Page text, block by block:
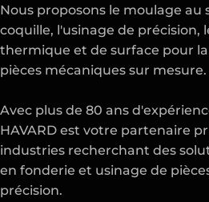
Nous proposons le moulage au
coquille, l'usinage de précision,
thermique et de surface pour
pièces mécaniques sur mesure.
Avec plus de 80 ans
HAVARD est votre partenaire
industries recherchant des
en fonderie et usinage de
précision.